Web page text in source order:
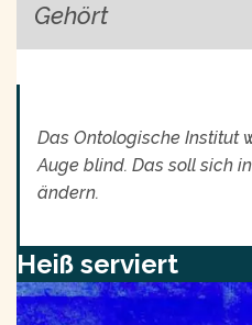
Gehört
Das Ontologische Institut
Auge blind. Das soll sich
ändern.
Heiß serviert